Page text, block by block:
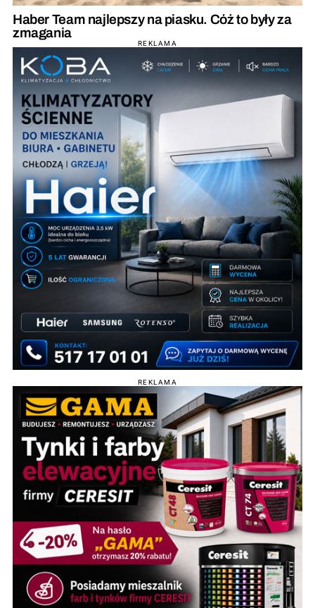
Haber Team najlepszy na piasku. Cóż to były za
zmagania
REKLAMA
REKLAMA